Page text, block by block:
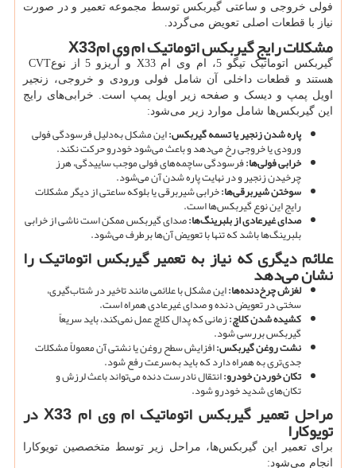
فولی خروجی و ساعتی گیربکس توسط مجموعه تعمیر و در صورت
نیاز با قطعات اصلی تعویض می‌گردد.
مشکلات رایج گیربکس اتوماتیک ام وی امX33
گیربکس اتوماتیک تیگو 5، ام وی ام X33 و آریزو 5 از نوع
CVT
هستند و قطعات داخلی آن شامل فولی ورودی و خروجی، زنجیر
اویل پمپ و دیسک و صفحه زیر اویل پمپ است. خرابی‌های رایج
این گیربکس‌ها شامل موارد زیر می‌شود:
پاره شدن زنجیر یا تسمه گیربکس:این مشکل به‌دلیل فرسودگی فولی
ورودی یا خروجی رخ می‌دهد و باعث می‌شود خودرو حرکت نکند.
خرابی فولی‌ها:فرسودگی ساچمه‌های فولی موجب ساییدگی، هرز
چرخیدن زنجیر و در نهایت پاره شدن آن می‌شود.
سوختن شیربرقی‌ها:خرابی شیربرقی یا بلوکه ساعتی از دیگر مشکلات
رایج این نوع گیربکس‌ها است.
صدای غیرعادی از بلبرینگ‌ها:صدای گیربکس ممکن است ناشی از خرابی
بلبرینگ‌ها باشد که تنها با تعویض آن‌ها برطرف می‌شود.
علائم دیگری که نیاز به تعمیر گیربکس اتوماتیک را
نشان می‌دهد
لغزش چرخ‌دنده‌ها:این مشکل با علائمی مانند تاخیر در شتاب‌گیری،
سختی در تعویض دنده و صدای غیرعادی همراه است.
کشیده شدن کلاچ:زمانی که پدال کلاچ عمل نمی‌کند، باید سریعاً
گیربکس بررسی شود.
نشت روغن گیربکس:افزایش سطح روغن یا نشتی آن معمولاً مشکلات
جدی‌تری به همراه دارد که باید به‌سرعت رفع شود.
تکان خوردن خودرو:انتقال نادرست دنده می‌تواند باعث لرزش و
تکان‌های شدید خودرو شود.
مراحل تعمیر گیربکس اتوماتیک ام وی ام X33در
تویوکارا
برای تعمیر این گیربکس‌ها، مراحل زیر توسط متخصصین تویوکارا
انجام می‌شود: